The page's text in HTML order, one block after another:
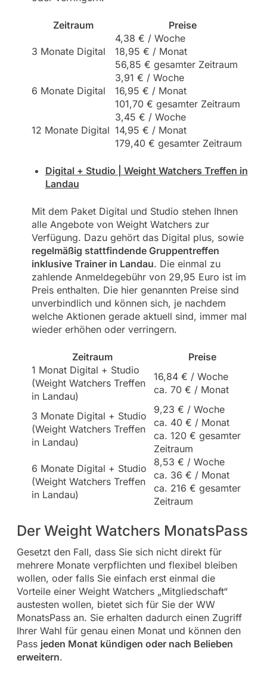
Zeitraum Preise
3 Monate Digital
4,38 € / Woche
18,95 € / Monat
56,85 € gesamter Zeitraum
6 Monate Digital
3,91 € / Woche
16,95 € / Monat
101,70 € gesamter Zeitraum
12 Monate Digital
3,45 € / Woche
14,95 € / Monat
179,40 € gesamter Zeitraum
Digital + Studio | Weight Watchers Treffen in
Landau
Mit dem Paket Digital und Studio stehen Ihnen
alle Angebote von Weight Watchers zur
Verfügung. Dazu gehört das Digital plus, sowie
regelmäßig stattfindende Gruppentreffen
inklusive Trainer in Landau. Die einmal zu
zahlende Anmeldegebühr von 29,95 Euro ist im
Preis enthalten. Die hier genannten Preise sind
unverbindlich und können sich, je nachdem
welche Aktionen gerade aktuell sind, immer mal
wieder erhöhen oder verringern.
Zeitraum
Preise
1 Monat Digital + Studio
(Weight Watchers Treffen
in Landau)
16,84 € / Woche
ca. 70 € / Monat
3 Monate Digital + Studio
(Weight Watchers Treffen
in Landau)
9,23 € / Woche
ca. 40 € / Monat
ca. 120 € gesamter
Zeitraum
6 Monate Digital + Studio
(Weight Watchers Treffen
in Landau)
8,53 € / Woche
ca. 36 € / Monat
ca. 216 € gesamter
Zeitraum
Der Weight Watchers MonatsPass
Gesetzt den Fall, dass Sie sich nicht direkt für
mehrere Monate verpflichten und flexibel bleiben
wollen, oder falls Sie einfach erst einmal die
Vorteile einer Weight Watchers „Mitgliedschaft“
austesten wollen, bietet sich für Sie der WW
MonatsPass an. Sie erhalten dadurch einen Zugriff
Ihrer Wahl für genau einen Monat und können den
Pass jeden Monat kündigen oder nach Belieben
erweitern.